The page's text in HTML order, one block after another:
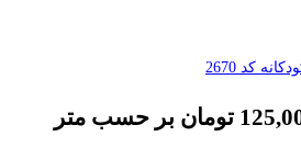
کد 2670
تومان بر حسب متر